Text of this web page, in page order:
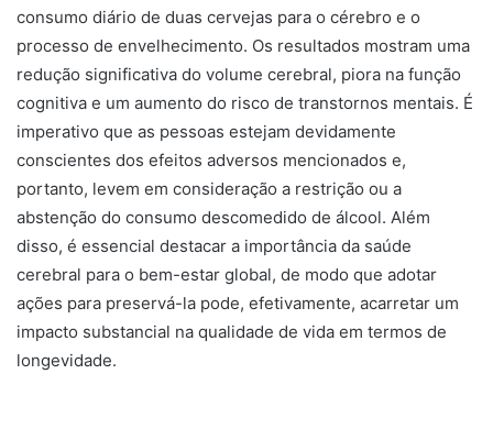
consumo diário de duas cervejas para o cérebro e o
processo de envelhecimento. Os resultados mostram uma
redução significativa do volume cerebral, piora na função
cognitiva e um aumento do risco de transtornos mentais. É
imperativo que as pessoas estejam devidamente
conscientes dos efeitos adversos mencionados e,
portanto, levem em consideração a restrição ou a
abstenção do consumo descomedido de álcool. Além
disso, é essencial destacar a importância da saúde
cerebral para o bem-estar global, de modo que adotar
ações para preservá-la pode, efetivamente, acarretar um
impacto substancial na qualidade de vida em termos de
longevidade.